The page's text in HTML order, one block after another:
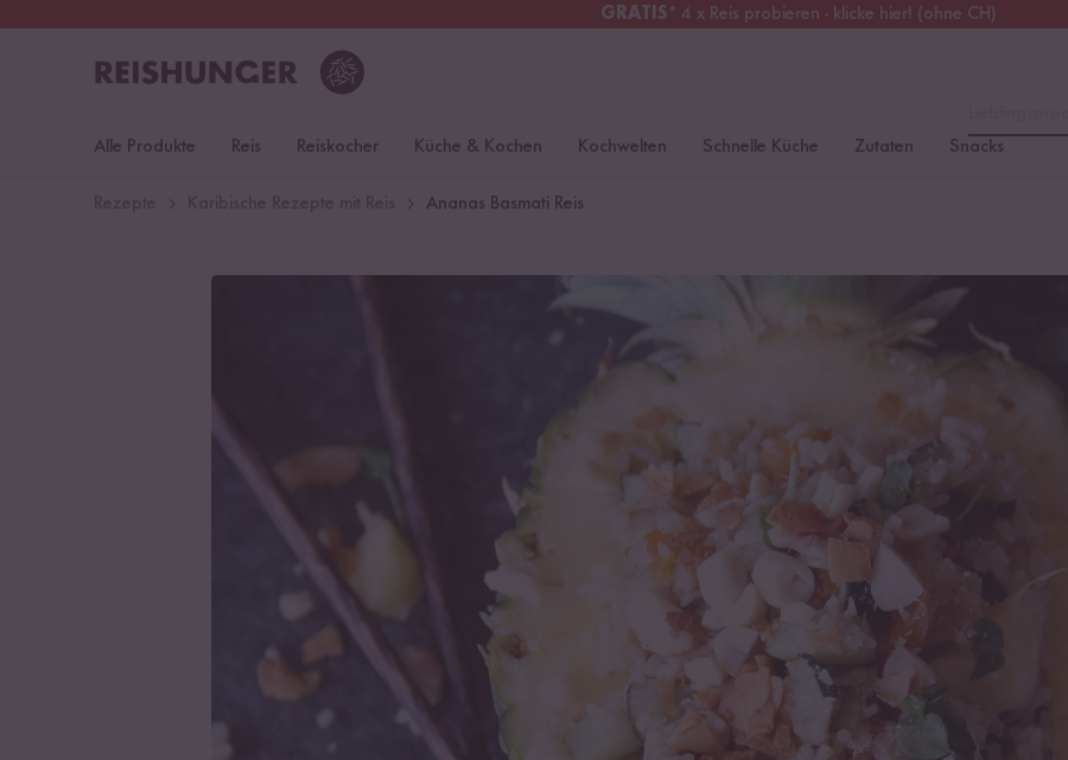
GRATIS* 4 x Reis probieren - klicke hier! (ohne CH)
Kostenloser Versand
Alle Produkte Reis Reiskocher Küche & Kochen Kochwelten Schnelle Küche Zutaten Snacks
Ananas Basmati Reis